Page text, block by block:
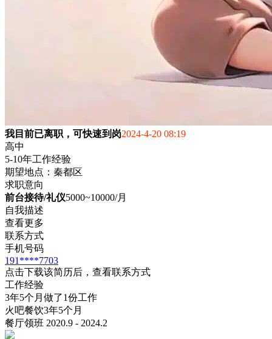
我目前已离职，可快速到岗2024-4-20 08:19
高中
5-10年工作经验
期望地点：秦都区
求职意向
前台接待/礼仪5000~10000/月
自我描述
查看更多
联系方式
手机号码
191****7703
点击下载该简历后，查看联系方式
工作经验
3年5个月做了1份工作
火吧餐饮3年5个月
餐厅领班 2020.9 - 2024.2